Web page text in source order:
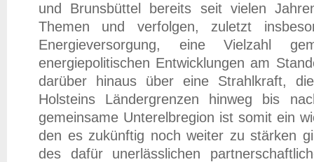
und Brunsbüttel bereits seit vielen
Themen und verfolgen, zuletzt
Energieversorgung, eine Vielzahl
energiepolitischen Entwicklungen am
darüber hinaus über eine Strahlkraft,
Holsteins Ländergrenzen hinweg bis
gemeinsame Unterelbregion ist somit ein
den es zukünftig noch weiter zu stärken
des dafür unerlässlichen